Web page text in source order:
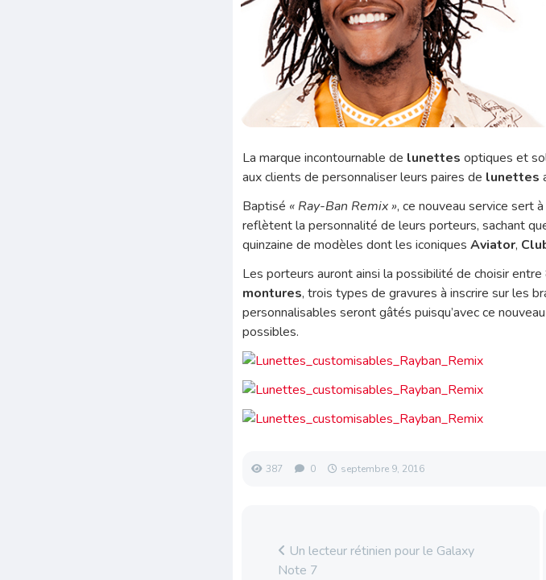
La marque incontournable de lunettes optiques et
aux clients de personnaliser leurs paires de lunettes
Baptisé « Ray-Ban Remix », ce nouveau service sert
reflètent la personnalité de leurs porteurs, sachant
quinzaine de modèles dont les iconiquesAviator,
Les porteurs auront ainsi la possibilité de choisir
montures, trois types de gravures à inscrire sur les
personnalisables seront gâtés puisqu’avec ce
possibles.
387 0 septembre 9, 2016
Un lecteur rétinien pour le Galaxy
Note 7